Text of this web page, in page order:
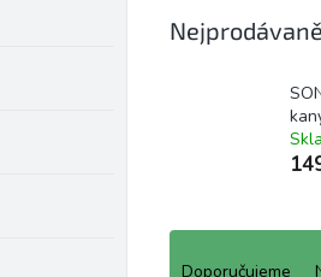
Ř
Doporučujeme